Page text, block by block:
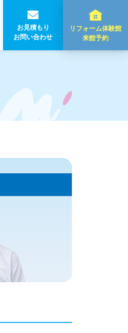
お見積もり
お問い合わせ
リフォーム体験館
来館予約